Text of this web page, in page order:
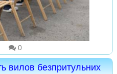
0
вилов безпритульних